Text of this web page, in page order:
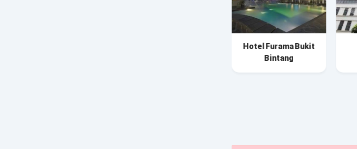
Hotel Furama Bukit
Bintang